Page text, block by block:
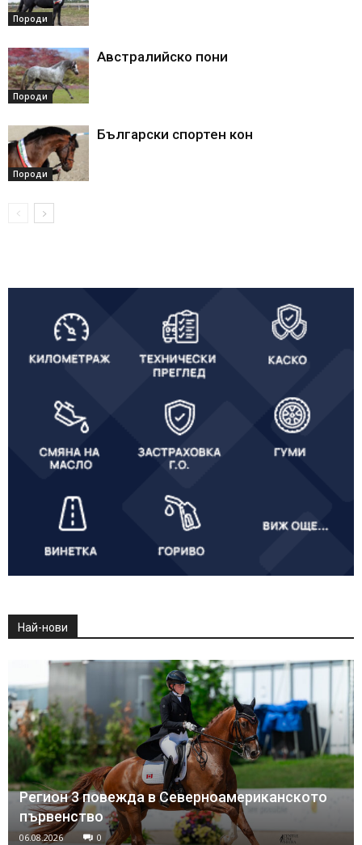
Породи
Породи
Австралийско пони
Породи
Български спортен кон
Най-нови
Регион 3 повежда в Северноамериканското
първенство
06.08.2026 0